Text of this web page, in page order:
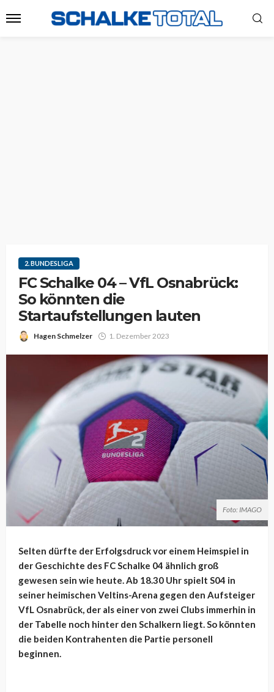
2. BUNDESLIGA
FC Schalke 04 – VfL Osnabrück:
So könnten die
Startaufstellungen lauten
Hagen Schmelzer 1. Dezember 2023
Foto: IMAGO
Selten dürfte der Erfolgsdruck vor einem Heimspiel in
der Geschichte des FC Schalke 04 ähnlich groß
gewesen sein wie heute. Ab 18.30 Uhr spielt S04 in
seiner heimischen Veltins-Arena gegen den Aufsteiger
VfL Osnabrück, der als einer von zwei Clubs immerhin in
der Tabelle noch hinter den Schalkern liegt. So könnten
die beiden Kontrahenten die Partie personell
beginnen.